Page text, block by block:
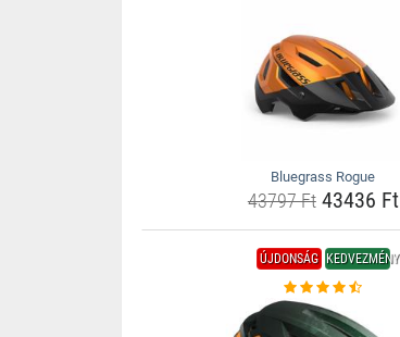
Bluegrass Rogue
43797 Ft43436 Ft
ÚJDONSÁG KEDVEZMÉNY